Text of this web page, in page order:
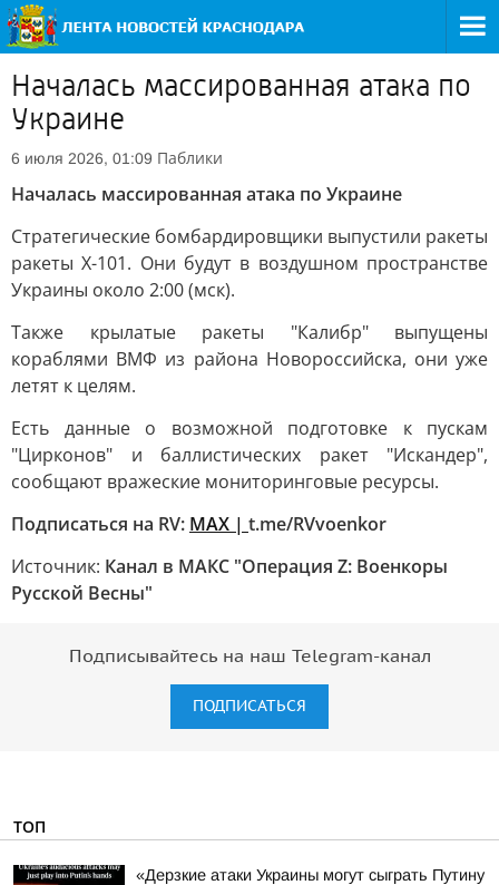
Началась массированная атака по
Украине
6 июля 2026, 01:09 Паблики
Началась массированная атака по Украине
Стратегические бомбардировщики выпустили ракеты
ракеты Х-101. Они будут в воздушном пространстве
Украины около 2:00 (мск).
Также крылатые ракеты "Калибр" выпущены
кораблями ВМФ из района Новороссийска, они уже
летят к целям.
Есть данные о возможной подготовке к пускам
"Цирконов" и баллистических ракет "Искандер",
сообщают вражеские мониторинговые ресурсы.
Подписаться на RV: MAX | t.me/RVvoenkor
Источник: Канал в МАКС "Операция Z: Военкоры
Русской Весны"
Подписывайтесь на наш Telegram-канал
ПОДПИСАТЬСЯ
ТОП
«Дерзкие атаки Украины могут сыграть Путину